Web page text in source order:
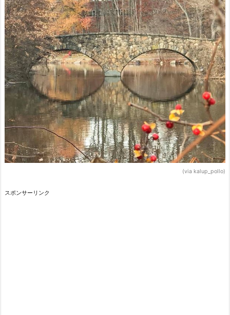
(via kalup_pollo)
スポンサーリンク